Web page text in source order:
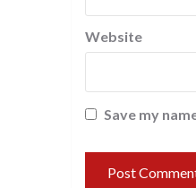
Website
Save my